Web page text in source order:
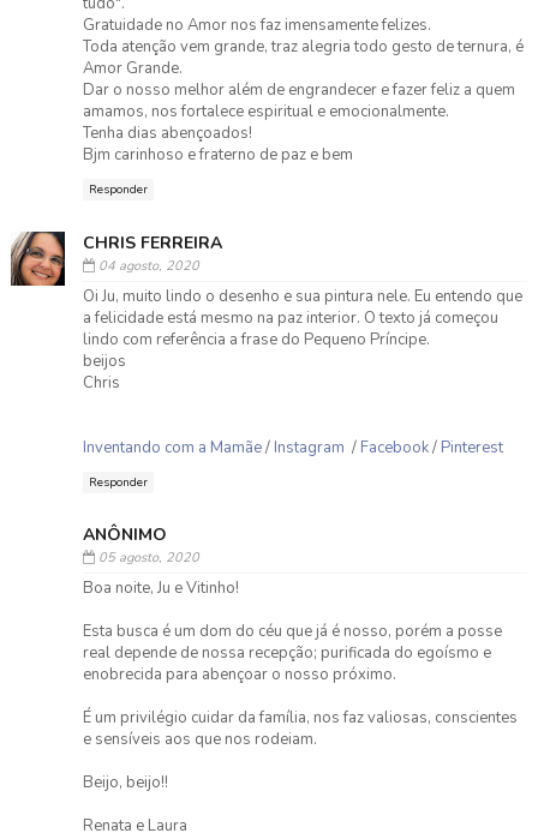
Gratuidade no Amor nos faz imensamente felizes.
Toda atenção vem grande, traz alegria todo gesto de ternura, é
Amor Grande.
Dar o nosso melhor além de engrandecer e fazer feliz a quem
amamos, nos fortalece espiritual e emocionalmente.
Tenha dias abençoados!
Bjm carinhoso e fraterno de paz e bem
Responder
CHRIS FERREIRA
04 agosto, 2020
Oi Ju, muito lindo o desenho e sua pintura nele. Eu entendo que
a felicidade está mesmo na paz interior. O texto já começou
lindo com referência a frase do Pequeno Príncipe.
beijos
Chris
Inventando com a Mamãe/Instagram / Facebook/ Pinterest
Responder
ANÔNIMO
05 agosto, 2020
Boa noite, Ju e Vitinho!
Esta busca é um dom do céu que já é nosso, porém a posse
real depende de nossa recepção; purificada do egoísmo e
enobrecida para abençoar o nosso próximo.
É um privilégio cuidar da família, nos faz valiosas, conscientes
e sensíveis aos que nos rodeiam.
Beijo, beijo!!
Renata e Laura